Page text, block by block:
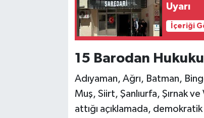
Uyarı
İçeriği
15 Barodan
Adıyaman, Ağrı, Batman,
Muş, Siirt, Şanlıurfa, Şırnak
attığı açıklamada, demokratik